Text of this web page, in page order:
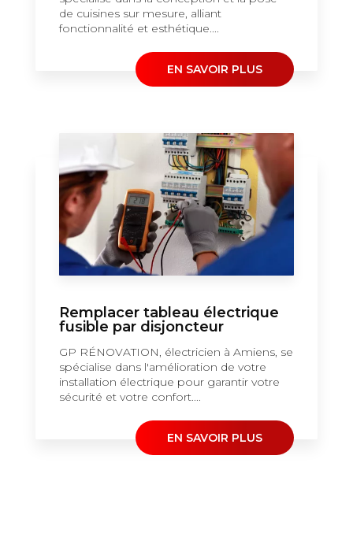
de cuisines sur mesure, alliant
fonctionnalité et esthétique....
EN SAVOIR PLUS
Remplacer tableau électrique
fusible par disjoncteur
GP RÉNOVATION, électricien à Amiens, se
spécialise dans l'amélioration de votre
installation électrique pour garantir votre
sécurité et votre confort....
EN SAVOIR PLUS